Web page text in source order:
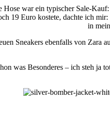
war ein typischer Sale-
19 Euro kostete, dachte ich
in
Sneakers ebenfalls von Zara
was Besonderes – ich steh ja